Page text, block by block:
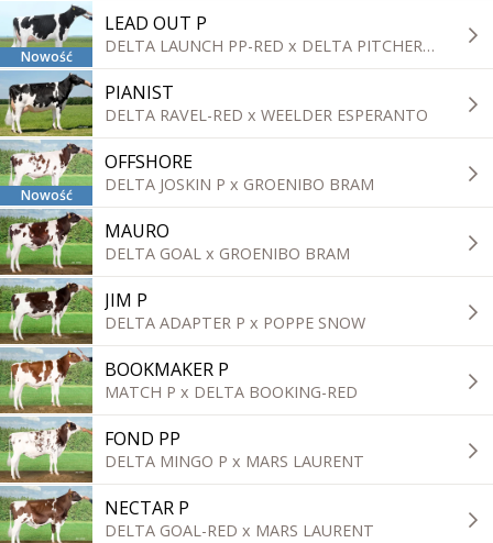
Nowość
LEAD OUT P
DELTA LAUNCH PP-RED x DELTA PITCHER-RED
PIANIST
DELTA RAVEL-RED x WEELDER ESPERANTO
Nowość
OFFSHORE
DELTA JOSKIN P x GROENIBO BRAM
MAURO
DELTA GOAL x GROENIBO BRAM
JIM P
DELTA ADAPTER P x POPPE SNOW
BOOKMAKER P
MATCH P x DELTA BOOKING-RED
FOND PP
DELTA MINGO P x MARS LAURENT
NECTAR P
DELTA GOAL-RED x MARS LAURENT